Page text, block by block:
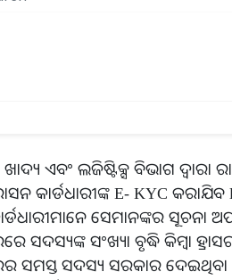
ଏବଂ ଲଜିଷ୍ଟିକ୍ସ ବିଭାଗ
କାର୍ଡଧାରୀଙ୍କ E- KYC
ସେମାନଙ୍କର ସୂଚନା
ସଦସ୍ୟଙ୍କ ସଂଖ୍ୟା ବୃଦ୍ଧି କିମ୍ବା
ସମସ୍ତ ସଦସ୍ୟ ସରକାର ଦେଇଥିବା